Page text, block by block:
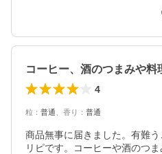
4
粒 ： 普通 香り ： 普通
商品無事に届きました。有難う
リピです。コーヒーや酒のつ